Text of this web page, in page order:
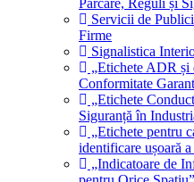
Parcare, Reguli și
Servicii de
Firme
Signalistica
„Etichete ADR și
Conformitate
„Etichete
Siguranță în
„Etichete pentru
identificare ușoară
„Indicatoare de